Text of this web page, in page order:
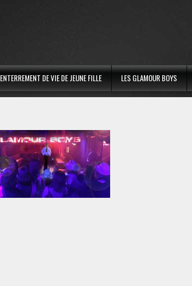
ENTERREMENT DE VIE DE JEUNE FILLE LES GLAMOUR BOYS